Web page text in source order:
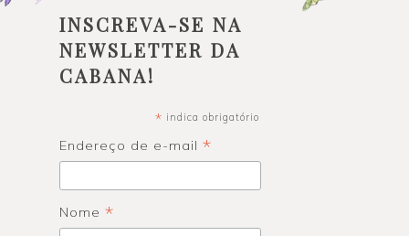
INSCREVA-SE NA
NEWSLETTER DA
CABANA!
* indica obrigatório
Endereço de e-mail *
Nome *